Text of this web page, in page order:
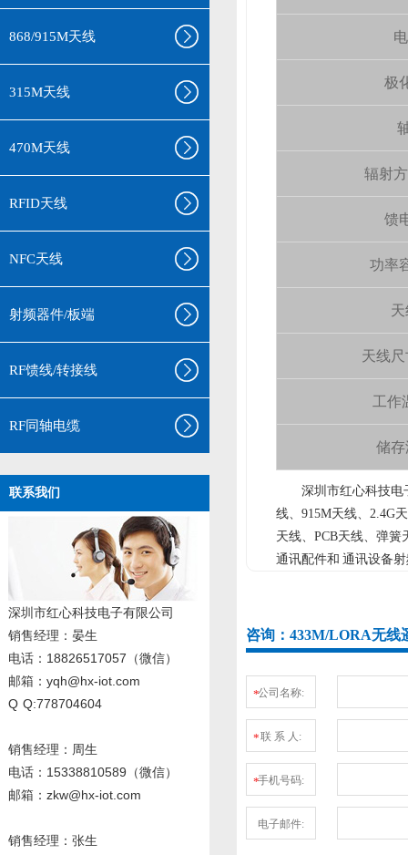
868/915M天线
315M天线
470M天线
RFID天线
NFC天线
射频器件/板端
RF馈线/转接线
RF同轴电缆
联系我们
深圳市红心科技电子有限公司
销售经理 ：晏生
电话：18826517057（微信）
邮箱：yqh@hx-iot.com
Q Q:778704604
销售经理：周生
电话 ：15338810589 （微信）
邮箱：zkw@hx-iot.com
销售经理：张生
极
辐射
馈
功率
天
天线尺
工作
储存
深圳市红心科技电
线、915M天线、2.4G
天线、PCB天线、弹
通讯配件和 通讯设备
咨询：433M/LORA无线
*公司名称:
*联 系 人:
*手机号码:
电子邮件: